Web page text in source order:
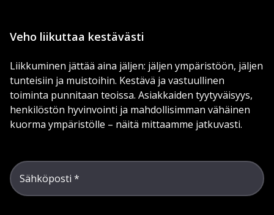
Veho liikuttaa kestävästi
Liikkuminen jättää aina jäljen: jäljen ympäristöön, jäljen
tunteisiin ja muistoihin. Kestävä ja vastuullinen
toiminta punnitaan teoissa. Asiakkaiden tyytyväisyys,
henkilöstön hyvinvointi ja mahdollisimman vähäinen
kuorma ympäristölle – näitä mittaamme jatkuvasti.
Sähköposti